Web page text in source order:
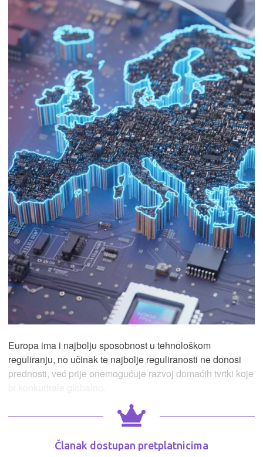
Europa ima i najbolju sposobnost u tehnološkom
reguliranju, no učinak te najbolje reguliranosti ne donosi
prednosti, već prije onemogućuje razvoj domaćih tvrtki koje
Članak dostupan pretplatnicima